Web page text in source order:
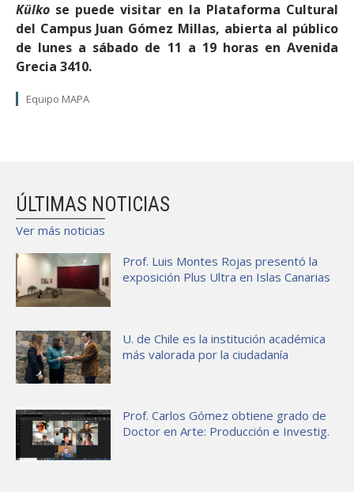
Külko se puede visitar en la Plataforma Cultural
del Campus Juan Gómez Millas, abierta al público
de lunes a sábado de 11 a 19 horas en Avenida
Grecia 3410.
Equipo MAPA
ÚLTIMAS NOTICIAS
Ver más noticias
Prof. Luis Montes Rojas presentó la
exposición Plus Ultra en Islas Canarias
U. de Chile es la institución académica
más valorada por la ciudadanía
Prof. Carlos Gómez obtiene grado de
Doctor en Arte: Producción e Investig.